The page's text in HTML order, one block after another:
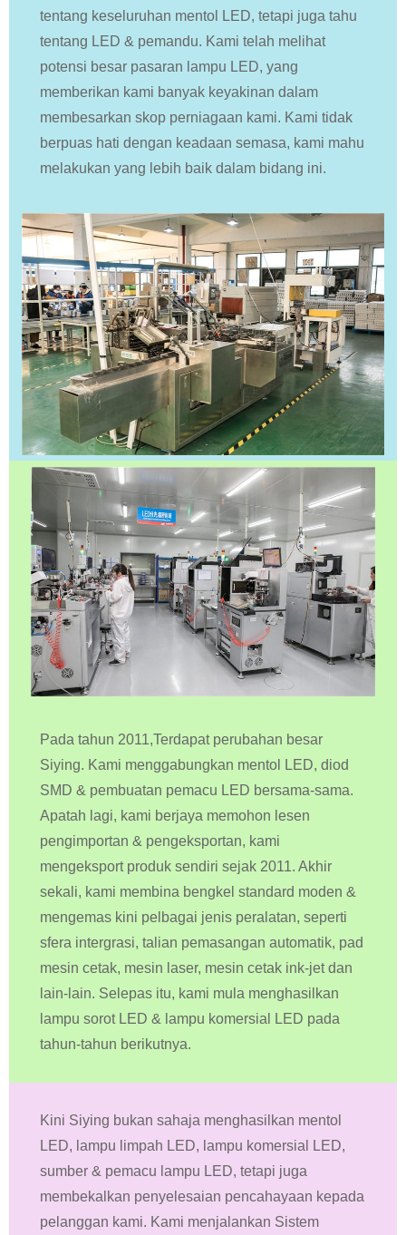
tentang keseluruhan mentol LED, tetapi juga tahu
tentang LED & pemandu. Kami telah melihat
potensi besar pasaran lampu LED, yang
memberikan kami banyak keyakinan dalam
membesarkan skop perniagaan kami. Kami tidak
berpuas hati dengan keadaan semasa, kami mahu
melakukan yang lebih baik dalam bidang ini.
Pada tahun 2011,Terdapat perubahan besar
Siying. Kami menggabungkan mentol LED, diod
SMD & pembuatan pemacu LED bersama-sama.
Apatah lagi, kami berjaya memohon lesen
pengimportan & pengeksportan, kami
mengeksport produk sendiri sejak 2011. Akhir
sekali, kami membina bengkel standard moden &
mengemas kini pelbagai jenis peralatan, seperti
sfera intergrasi, talian pemasangan automatik, pad
mesin cetak, mesin laser, mesin cetak ink-jet dan
lain-lain. Selepas itu, kami mula menghasilkan
lampu sorot LED & lampu komersial LED pada
tahun-tahun berikutnya.
Kini Siying bukan sahaja menghasilkan mentol
LED, lampu limpah LED, lampu komersial LED,
sumber & pemacu lampu LED, tetapi juga
membekalkan penyelesaian pencahayaan kepada
pelanggan kami. Kami menjalankan Sistem